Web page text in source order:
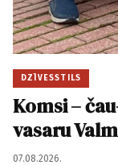
DZĪVESSTILS
Komsi –
vasaru
07.08.2026.